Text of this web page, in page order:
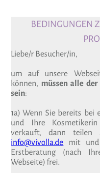
BEDINGUNGEN
Liebe/r Besucher/in,
um auf unsere
können, müssen alle
sein:
1a) Wenn Sie bereits bei
und Ihre
verkauft, dann
info@vivolla.de mit
Erstberatung (nach
Webseite) frei.